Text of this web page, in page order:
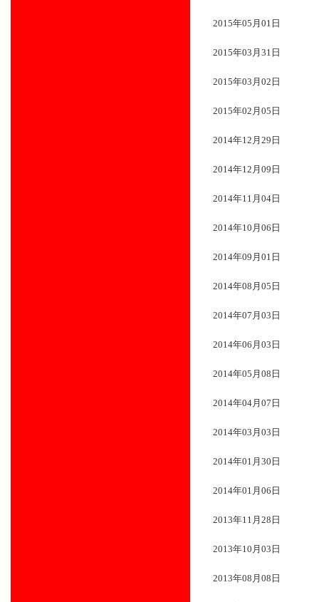
2015年05月01日
2015年03月31日
2015年03月02日
2015年02月05日
2014年12月29日
2014年12月09日
2014年11月04日
2014年10月06日
2014年09月01日
2014年08月05日
2014年07月03日
2014年06月03日
2014年05月08日
2014年04月07日
2014年03月03日
2014年01月30日
2014年01月06日
2013年11月28日
2013年10月03日
2013年08月08日